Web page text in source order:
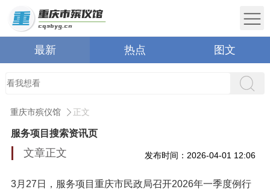
最新 热点 图文
重庆市殡仪馆 正文
服务项目搜索资讯页
文章正文 发布时间：2026-04-01 12:06
3月27日，服务项目重庆市民政局召开2026年一季度例行